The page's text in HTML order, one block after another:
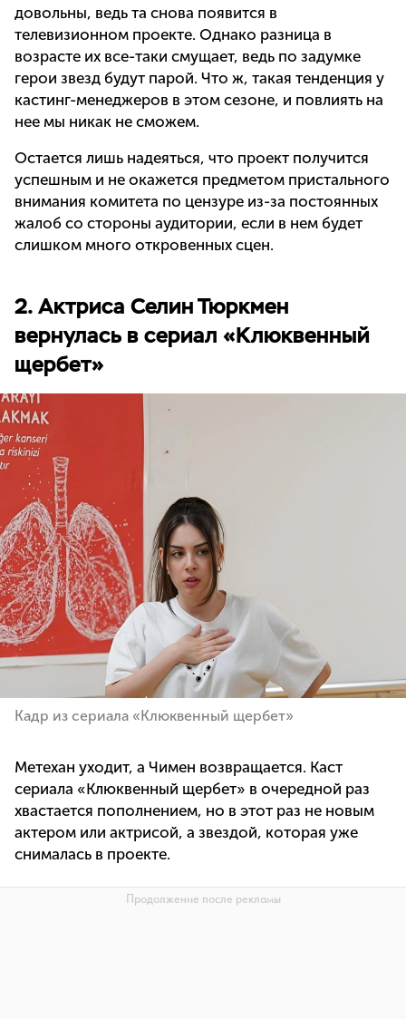
довольны, ведь та снова появится в
телевизионном проекте. Однако разница в
возрасте их все-таки смущает, ведь по задумке
герои звезд будут парой. Что ж, такая тенденция у
кастинг-менеджеров в этом сезоне, и повлиять на
нее мы никак не сможем.
Остается лишь надеяться, что проект получится
успешным и не окажется предметом пристального
внимания комитета по цензуре из-за постоянных
жалоб со стороны аудитории, если в нем будет
слишком много откровенных сцен.
2. Актриса Селин Тюркмен
вернулась в сериал «Клюквенный
щербет»
Кадр из сериала «Клюквенный щербет»
Метехан уходит, а Чимен возвращается. Каст
сериала «Клюквенный щербет» в очередной раз
хвастается пополнением, но в этот раз не новым
актером или актрисой, а звездой, которая уже
снималась в проекте.